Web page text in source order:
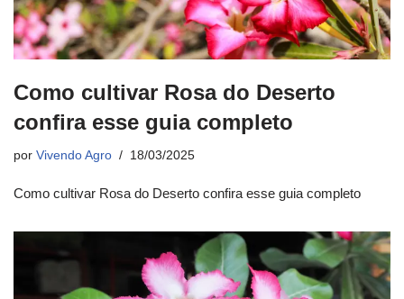
Como cultivar Rosa do Deserto
confira esse guia completo
por Vivendo Agro 18/03/2025
Como cultivar Rosa do Deserto confira esse guia completo